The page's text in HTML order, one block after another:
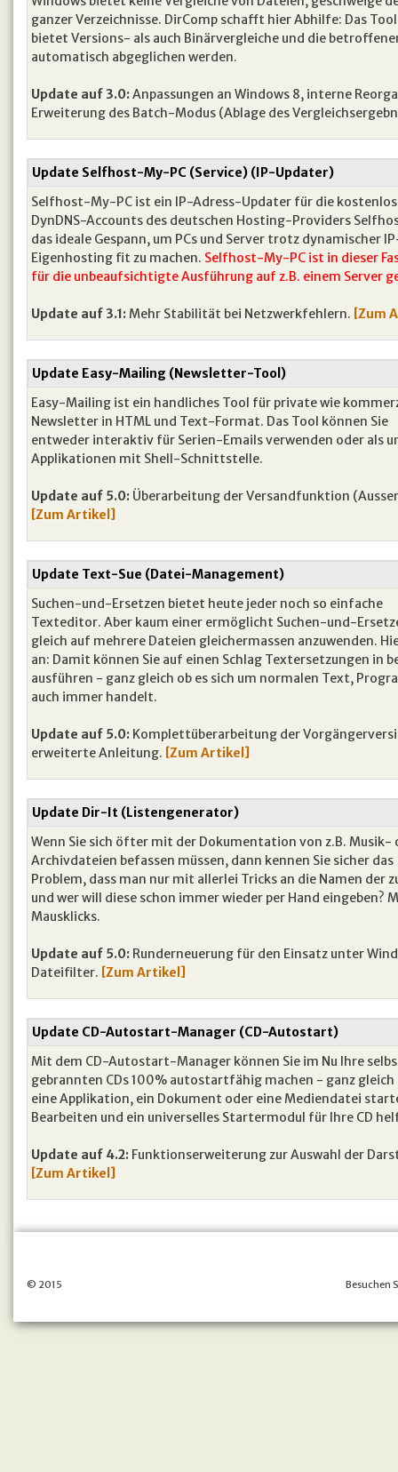
ganzer Verzeichnisse. DirComp schafft hier Abhilfe: Das Tool
bietet Versions- als auch Binärvergleiche und die
automatisch abgeglichen werden.
Update auf 3.0:Anpassungen an Windows 8, interne
Erweiterung des Batch-Modus (Ablage des
Update Selfhost-My-PC (Service) (IP-Updater)
Selfhost-My-PC ist ein IP-Adress-Updater für die
DynDNS-Accounts des deutschen Hosting-Providers
das ideale Gespann, um PCs und Server trotz dynamischer
Eigenhosting fit zu machen. Selfhost-My-PC ist in dieser
für die unbeaufsichtigte Ausführung auf z.B. einem Server
Update auf 3.1:Mehr Stabilität bei Netzwerkfehlern. [Zum
Update Easy-Mailing (Newsletter-Tool)
Easy-Mailing ist ein handliches Tool für private wie
Newsletter in HTML und Text-Format. Das Tool können Sie
entweder interaktiv für Serien-Emails verwenden oder als
Applikationen mit Shell-Schnittstelle.
Update auf 5.0: Überarbeitung der Versandfunktion
[Zum Artikel]
Update Text-Sue (Datei-Management)
Suchen-und-Ersetzen bietet heute jeder noch so einfache
Texteditor. Aber kaum einer ermöglicht Suchen-und-
gleich auf mehrere Dateien gleichermassen anzuwenden.
an: Damit können Sie auf einen Schlag Textersetzungen in
ausführen - ganz gleich ob es sich um normalen Text,
auch immer handelt.
Update auf 5.0: Komplettüberarbeitung der
erweiterte Anleitung. [Zum Artikel]
Update Dir-It (Listengenerator)
Wenn Sie sich öfter mit der Dokumentation von z.B. Musik-
Archivdateien befassen müssen, dann kennen Sie sicher das
Problem, dass man nur mit allerlei Tricks an die Namen der
und wer will diese schon immer wieder per Hand
Mausklicks.
Update auf 5.0: Runderneuerung für den Einsatz unter
Dateifilter. [Zum Artikel]
Update CD-Autostart-Manager (CD-Autostart)
Mit dem CD-Autostart-Manager können Sie im Nu Ihre
gebrannten CDs 100% autostartfähig machen - ganz gleich
eine Applikation, ein Dokument oder eine Mediendatei
Bearbeiten und ein universelles Startermodul für Ihre CD
Update auf 4.2: Funktionserweiterung zur Auswahl der
[Zum Artikel]
© 2015 Besuchen